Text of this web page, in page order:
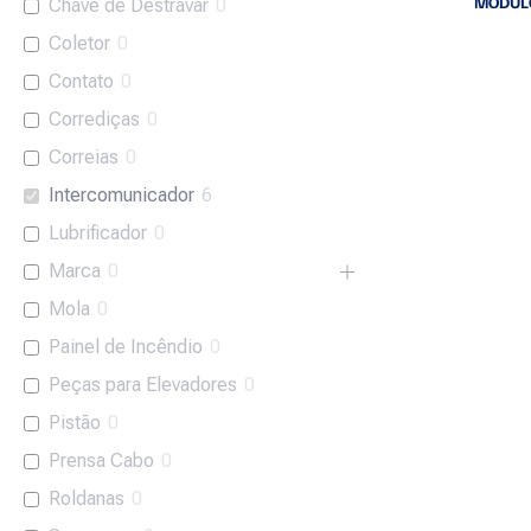
Chave de Destravar 0
Coletor 0
Contato 0
Corrediças 0
Correias 0
Intercomunicador 6
Lubrificador 0
Marca 0
Mola 0
Painel de Incêndio 0
Peças para Elevadores 0
Pistão 0
Prensa Cabo 0
Roldanas 0